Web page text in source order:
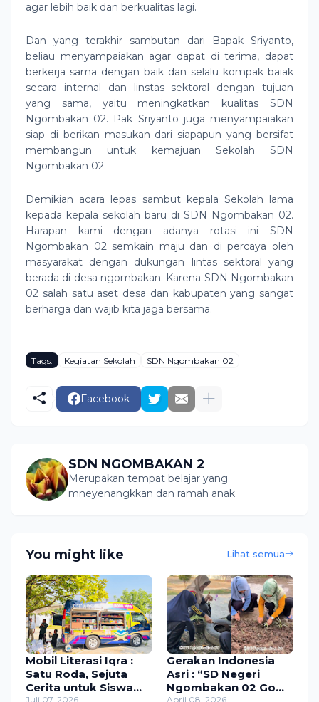
agar lebih baik dan berkualitas lagi.
Dan yang terakhir sambutan dari Bapak Sriyanto,
beliau menyampaiakan agar dapat di terima, dapat
berkerja sama dengan baik dan selalu kompak baiak
secara internal dan linstas sektoral dengan tujuan
yang sama, yaitu meningkatkan kualitas SDN
Ngombakan 02. Pak Sriyanto juga menyampaiakan
siap di berikan masukan dari siapapun yang bersifat
membangun untuk kemajuan Sekolah SDN
Ngombakan 02.
Demikian acara lepas sambut kepala Sekolah lama
kepada kepala sekolah baru di SDN Ngombakan 02.
Harapan kami dengan adanya rotasi ini SDN
Ngombakan 02 semkain maju dan di percaya oleh
masyarakat dengan dukungan lintas sektoral yang
berada di desa ngombakan. Karena SDN Ngombakan
02 salah satu aset desa dan kabupaten yang sangat
berharga dan wajib kita jaga bersama.
Tags: Kegiatan Sekolah SDN Ngombakan 02
Facebook
SDN NGOMBAKAN 2
Merupakan tempat belajar yang
mneyenangkkan dan ramah anak
You might like Lihat semua
Mobil Literasi Iqra :
Satu Roda, Sejuta
Cerita untuk Siswa
Juli 07, 2026
Gerakan Indonesia
Asri : “SD Negeri
Ngombakan 02 Go
April 08, 2026